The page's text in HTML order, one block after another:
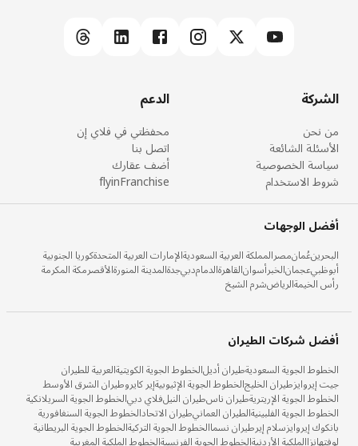
الشركة
من نحن
الأسئلة الشائعة
سياسة الخصوصية
شروط الاستخدام
الدعم
محفظتي في فلاي إن
اتصل بنا
أضف عقارك
flyinFranchise
أفضل الوجهات
البحرينعُمانمصرالمملكة العربية السعوديةالإمارات العربية المتحدةكوريا الجنوبية
أبوظبيعجمانالخبرأسوانالقاهرةالدمامدبيجدةالمدينة المنورةالأقصرمكة المكرمة
رأس الخيمةالرياضشرم الشيخ
أفضل شركات الطيران
الخطوط الجوية السعوديةطيران أديلالخطوط الجوية الكويتيةالعربية للطيران
جيت إيروايزطيران الخليجالخطوط الجوية الإثيوبيةإير كايروطيران الشرق الأوسط
الخطوط الجوية الإريتريةطيران ناسطيران النيلفلاي دبيالخطوط الجوية السريلانكية
الخطوط الجوية الفلبينيةالطيران العمانيطيران الاتحادالخطوط الجوية السنغافورية
بانكوك إيروايزسلام إيرطيران نسماالخطوط الجوية التركيةالخطوط الجوية البريطانية